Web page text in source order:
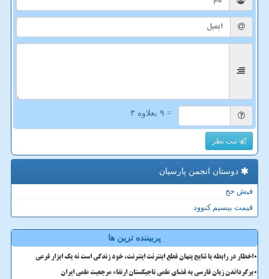
= ۹ بعلاوه ۳
ثبت نظر
دوستان انجمن پارسیان
فیش حج
قیمت بیسیم کنوود
پربیننده ترین ها
اخطار در رابطه با نتایج پنهان قطع اینترنت اینترنت، خود زندگی است نه یک ابزار فرعی
برگرداندن زبان فارسی به فضای علمی تاجیکستان ارتقاء مرجعیت علمی ایران